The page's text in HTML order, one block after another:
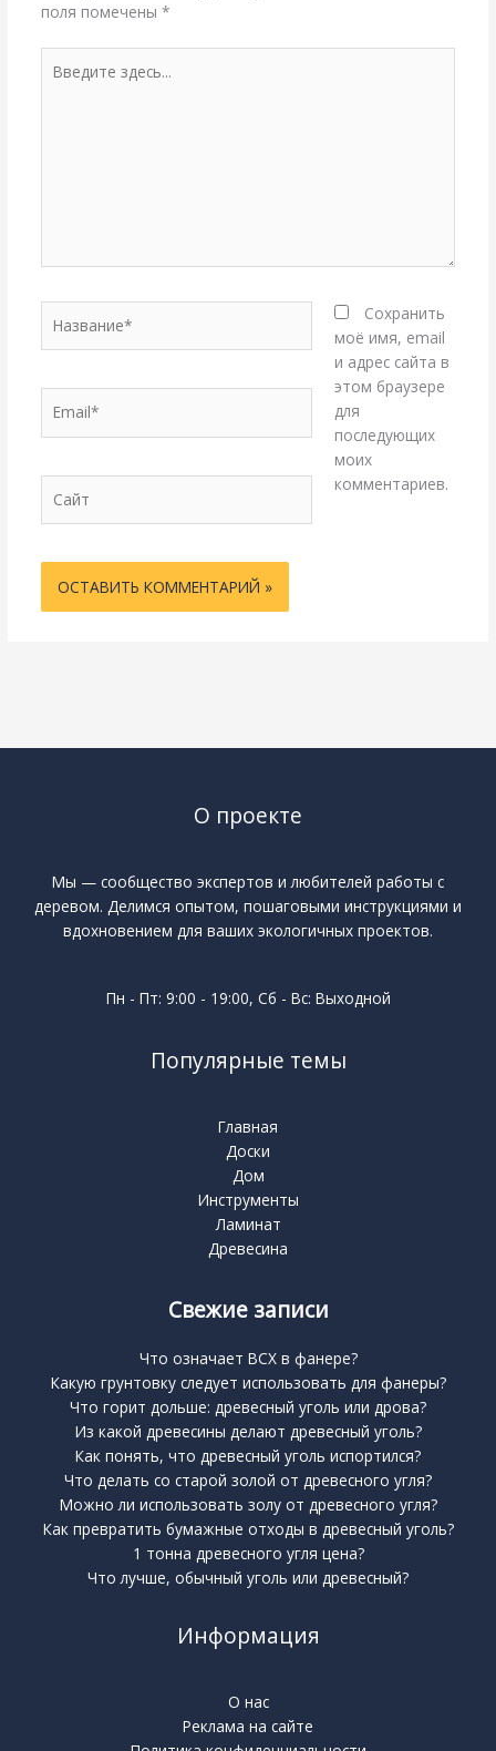
поля помечены *
здесь...
Сохранить
моё имя, email
и адрес сайта в
этом браузере
для
последующих
моих
комментариев.
О проекте
Мы — сообщество экспертов и любителей работы с
деревом. Делимся опытом, пошаговыми инструкциями и
вдохновением для ваших экологичных проектов.
Пн - Пт: 9:00 - 19:00, Сб - Вс: Выходной
Популярные темы
Главная
Доски
Дом
Инструменты
Ламинат
Древесина
Свежие записи
Что означает BCX в фанере?
Какую грунтовку следует использовать для фанеры?
Что горит дольше: древесный уголь или дрова?
Из какой древесины делают древесный уголь?
Как понять, что древесный уголь испортился?
Что делать со старой золой от древесного угля?
Можно ли использовать золу от древесного угля?
Как превратить бумажные отходы в древесный уголь?
1 тонна древесного угля цена?
Что лучше, обычный уголь или древесный?
Информация
О нас
Реклама на сайте